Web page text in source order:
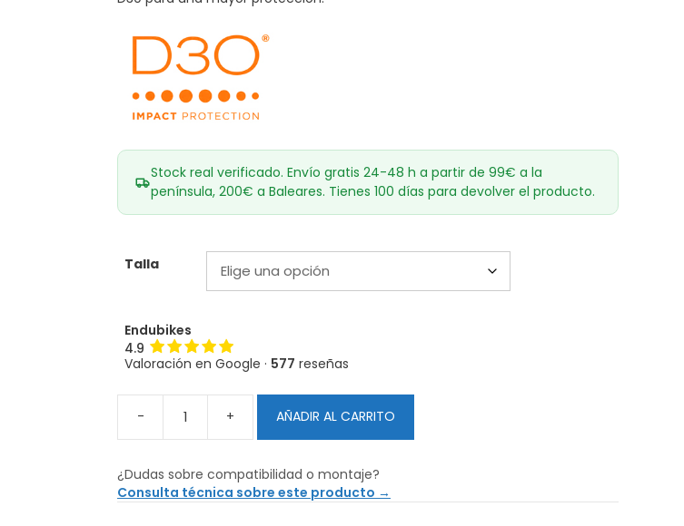
Stock real verificado. Envío gratis 24-48 h a partir de 99€ a la
península, 200€ a Baleares. Tienes 100 días para devolver el producto.
Talla
Endubikes
4.9
Valoración en Google · 577 reseñas
-
Protector
Face
Flank
+ AÑADIR AL CARRITO
¿Dudas sobre compatibilidad o montaje?
Consulta técnica sobre este producto →